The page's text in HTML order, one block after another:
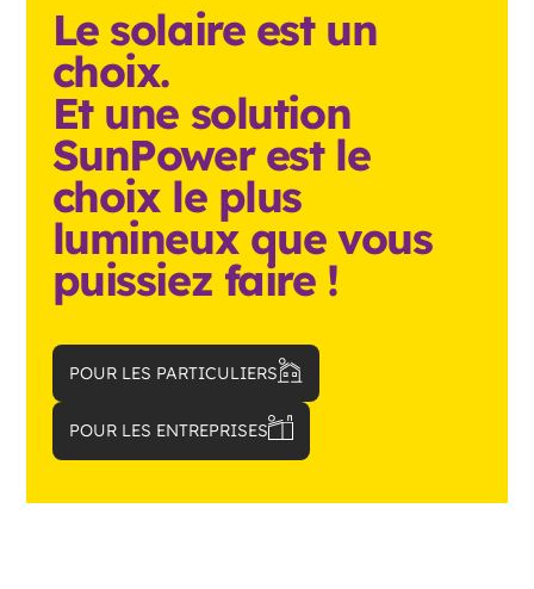
Le solaire est un
choix.
Et une solution
SunPower est le
choix le plus
lumineux que vous
puissiez faire !
POUR LES PARTICULIERS
POUR LES ENTREPRISES